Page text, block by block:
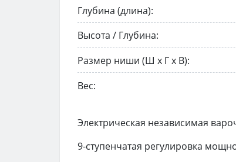
Глубина (длина):
Высота / Глубина:
Размер ниши (Ш х Г х В):
Вес:
Электрическая независимая
9-ступенчатая регулировка